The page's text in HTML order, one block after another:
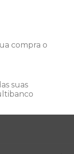
compra o
suas